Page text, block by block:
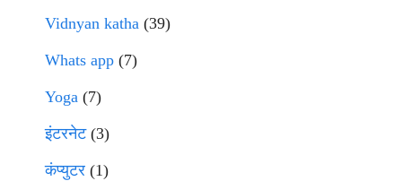
Vidnyan katha (39)
Whats app (7)
Yoga (7)
इंटरनेट(3)
कंप्युटर (1)